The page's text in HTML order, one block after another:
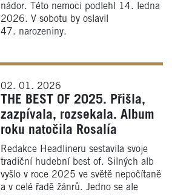
nádor. Této nemoci podlehl 14. ledna
2026. V sobotu by oslavil
47. narozeniny.
02. 01. 2026
THE BEST OF 2025. Přišla,
zazpívala, rozsekala. Album
roku natočila Rosalía
Redakce Headlineru sestavila svoje
tradiční hudební best of. Silných alb
vyšlo v roce 2025 ve světě nepočítaně
a v celé řadě žánrů. Jedno se ale